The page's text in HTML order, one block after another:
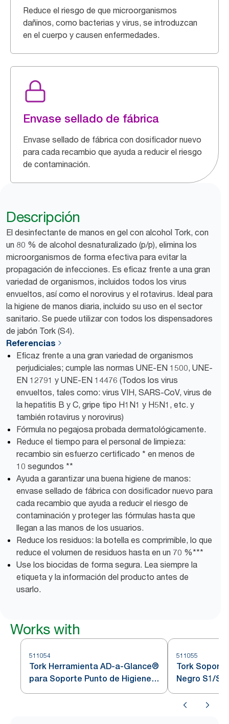
Reduce el riesgo de que microorganismos
dañinos, como bacterias y virus, se introduzcan
en el cuerpo y causen enfermedades.
Envase sellado de fábrica
Envase sellado de fábrica con dosificador nuevo
para cada recambio que ayuda a reducir el riesgo
de contaminación.
Descripción
El desinfectante de manos en gel con alcohol Tork, con
un 80 % de alcohol desnaturalizado (p/p), elimina los
microorganismos de forma efectiva para evitar la
propagación de infecciones. Es eficaz frente a una gran
variedad de organismos, incluidos todos los virus
envueltos, así como el norovirus y el rotavirus. Ideal para
la higiene de manos diaria, incluido su uso en el sector
sanitario. Se puede utilizar con todos los dispensadores
de jabón Tork (S4).
Referencias
Eficaz frente a una gran variedad de organismos
perjudiciales; cumple las normas UNE-EN 1500, UNE-
EN 12791 y UNE-EN 14476 (Todos los virus
envueltos, tales como: virus VIH, SARS-CoV, virus de
la hepatitis B y C, gripe tipo H1N1 y H5N1, etc. y
también rotavirus y norovirus)
Fórmula no pegajosa probada dermatológicamente.
Reduce el tiempo para el personal de limpieza:
recambio sin esfuerzo certificado * en menos de
10 segundos **
Ayuda a garantizar una buena higiene de manos:
envase sellado de fábrica con dosificador nuevo para
cada recambio que ayuda a reducir el riesgo de
contaminación y proteger las fórmulas hasta que
llegan a las manos de los usuarios.
Reduce los residuos: la botella es comprimible, lo que
reduce el volumen de residuos hasta en un 70 %***
Use los biocidas de forma segura. Lea siempre la
etiqueta y la información del producto antes de
usarlo.
Works with
511054
Tork Herramienta AD-a-Glance®
para Soporte Punto de Higiene
Transparente
511055
Tork
Negro S1/